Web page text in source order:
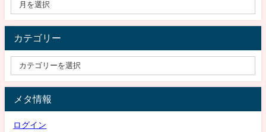
カテゴリー
メタ情報
ログイン